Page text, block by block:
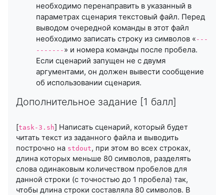
необходимо перенаправить в указанный в
параметрах сценария текстовый файл. Перед
выводом очередной команды в этот файл
необходимо записать строку из символов « ---
------- » и номера команды после пробела.
Если сценарий запущен не с двумя
аргументами, он должен вывести сообщение
об использовании сценария.
Дополнительное задание [1 балл]
[task-3.sh] Написать сценарий, который будет
читать текст из заданного файла и выводить
построчно на stdout, при этом во всех строках,
длина которых меньше 80 символов, разделять
слова одинаковым количеством пробелов для
данной строки (с точностью до 1 пробела) так,
чтобы длина строки составляла 80 символов. В